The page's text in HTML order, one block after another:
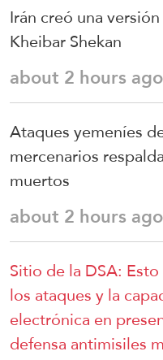
Irán creó una
Kheibar Shekan
about 2 hours ago
Ataques yemeníes
mercenarios
muertos
about 2 hours ago
Sitio de la DSA:
los ataques y la
electrónica en
defensa antimisiles